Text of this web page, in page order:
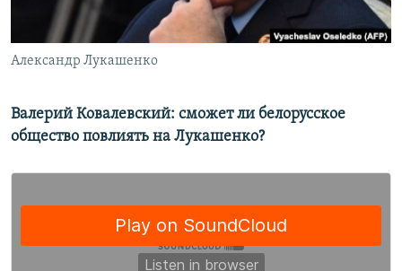
СОЦИАЛЬНЫЕ СЕТИ
Все сайты РСЕ/РС
Александр Лукашенко
Валерий Ковалевский: сможет ли белорусское
общество повлиять на Лукашенко?